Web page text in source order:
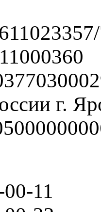
г.
11